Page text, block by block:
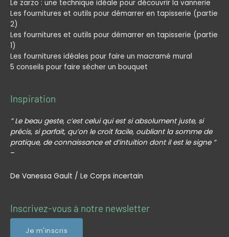
Le zarzo : une technique idéale pour découvrir la vannerie
Les fournitures et outils pour démarrer en tapisserie (partie
2)
Les fournitures et outils pour démarrer en tapisserie (partie
1)
Les fournitures idéales pour faire un macramé mural
5 conseils pour faire sécher un bouquet
Inspiration
” Le beau geste, c’est celui qui est si absolument juste, si
précis, si parfait, qu’on le croit facile, oubliant la somme de
pratique, de connaissance et d’intuition dont il est le signe ”
–
De Vanessa Gault / Le Corps incertain
Inscrivez-vous à notre newsletter
Je m'inscris
Profil
Facebook
Artisanatek
Profil
Instagram
Artisanatek